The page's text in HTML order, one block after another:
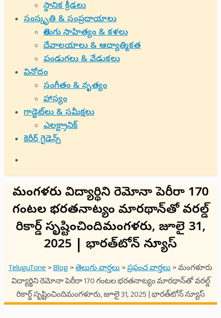
స్థానిక క్రీడలు
సంస్కృతి & సంప్రదాయాలు
తెలుగు సాహిత్యం & కళలు
దేవాలయాలు & ఆధ్యాత్మికత
పండుగలు & వేడుకలు
వినోదం
సంగీతం & నృత్యం
హాస్యం
గాడ్జెట్‌లు & సమీక్షలు
ఎలక్ట్రానిక్
కెరీర్ గైడెన్స్
మంగళూరు విద్యార్థిని రెమోనా పెరీరా 170
గంటల భరతనాట్యం మారథాన్‌తో వరల్డ్
రికార్డ్ సృష్టించిందిమంగళూరు, జూలై 31,
2025 | భారత్‌టోన్ న్యూస్
TeluguTone>Blog>తెలుగు వార్తలు>ప్రపంచ వార్తలు>మంగళూరు
విద్యార్థిని రెమోనా పెరీరా 170 గంటల భరతనాట్యం మారథాన్‌తో వరల్డ్
రికార్డ్ సృష్టించిందిమంగళూరు, జూలై 31, 2025 | భారత్‌టోన్ న్యూస్